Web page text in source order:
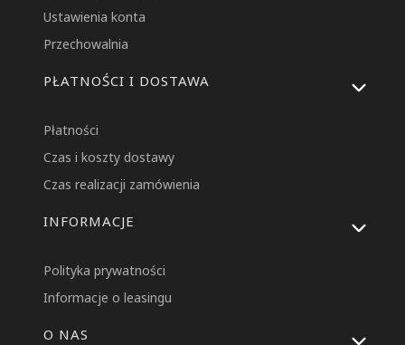
Ustawienia konta
Przechowalnia
PŁATNOŚCI I DOSTAWA
Płatności
Czas i koszty dostawy
Czas realizacji zamówienia
INFORMACJE
Polityka prywatności
Informacje o leasingu
O NAS